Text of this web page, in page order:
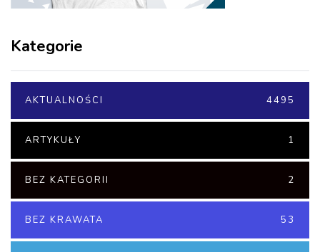
Kategorie
AKTUALNOŚCI 4495
ARTYKUŁY 1
BEZ KATEGORII 2
BEZ KRAWATA 53